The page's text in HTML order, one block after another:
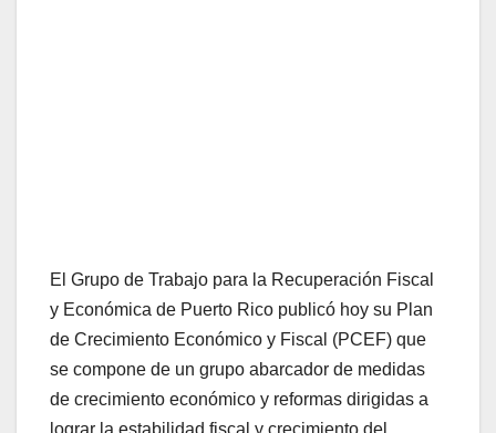
El Grupo de Trabajo para la Recuperación Fiscal
y Económica de Puerto Rico publicó hoy su Plan
de Crecimiento Económico y Fiscal (PCEF) que
se compone de un grupo abarcador de medidas
de crecimiento económico y reformas dirigidas a